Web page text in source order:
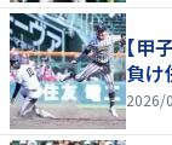
【甲
負け
2026/